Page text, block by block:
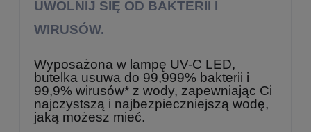
UWOLNIJ SIĘ OD BAKTERII I
WIRUSÓW.
Wyposażona w lampę UV-C LED,
butelka usuwa do 99,999% bakterii i
99,9% wirusów* z wody, zapewniając Ci
najczystszą i najbezpieczniejszą wodę,
jaką możesz mieć.